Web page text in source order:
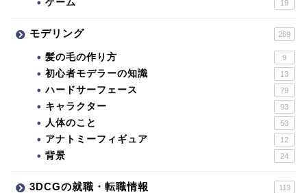
ゲーム 19
モデリング 269
髪の毛の作り方 9
初心者モデラーの知識 13
ハードサーフェース 79
キャラクター 93
人体のこと 53
アナトミーフィギュア 12
背景 24
3DCGの就職・転職情報 113